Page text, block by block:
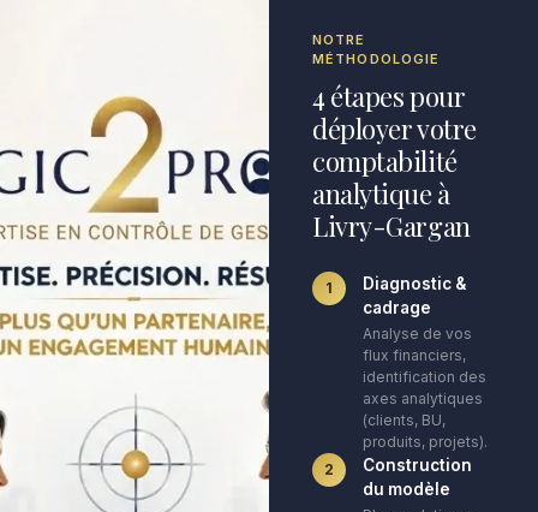
NOTRE
MÉTHODOLOGIE
4 étapes pour
déployer votre
comptabilité
analytique à
Livry-Gargan
1
Diagnostic &
cadrage
Analyse de vos
flux financiers,
identification des
axes analytiques
(clients, BU,
produits, projets).
2
Construction
du modèle